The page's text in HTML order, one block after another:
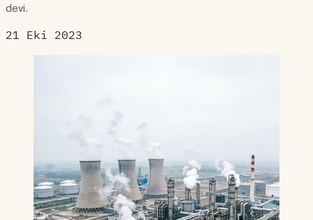
devi.
21 Eki 2023